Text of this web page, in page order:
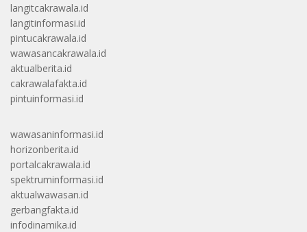
langitcakrawala.id
langitinformasi.id
pintucakrawala.id
wawasancakrawala.id
aktualberita.id
cakrawalafakta.id
pintuinformasi.id
wawasaninformasi.id
horizonberita.id
portalcakrawala.id
spektruminformasi.id
aktualwawasan.id
gerbangfakta.id
infodinamika.id